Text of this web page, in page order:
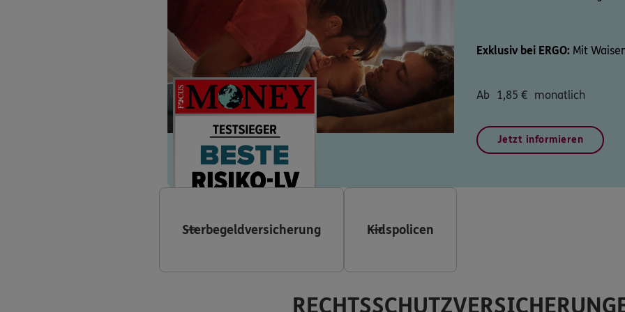
Exklusiv bei ERGO: Mit
Ab 1,85 € monatlich
Jetzt informieren
Sterbegeldversicherung Kidspolicen